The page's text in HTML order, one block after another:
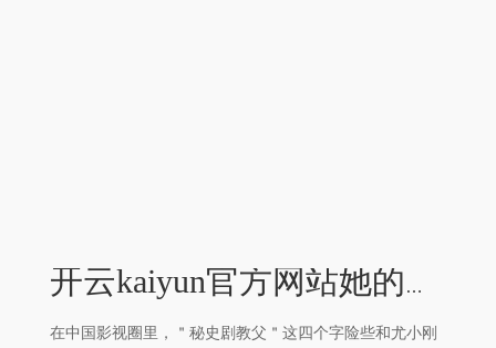
开云kaiyun官方网站她的父亲和尤小刚的父亲遭受同样-外围足球软件APP
在中国影视圈里，＂秘史剧教父＂这四个字险些和尤小刚